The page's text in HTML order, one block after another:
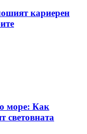
кариерен
море: Как
световната